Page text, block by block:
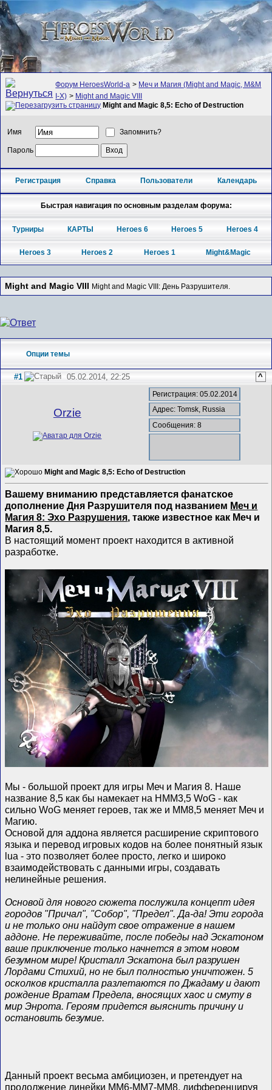
Форум HeroesWorld-а > Меч и Магия (Might and Magic, M&M
I-X) > Might and Magic VIII
Might and Magic 8,5: Echo of Destruction
Имя Запомнить?
Пароль
Регистрация Справка Пользователи Календарь
Быстрая навигация по основным разделам форума:
Турниры КАРТЫ Heroes 6 Heroes 5 Heroes 4
Heroes 3 Heroes 2 Heroes 1 Might&Magic
Might and Magic VIII Might and Magic VIII: День Разрушителя.
Опции темы
#1 05.02.2014, 22:25 ^
Orzie
Регистрация: 05.02.2014
Адрес: Tomsk, Russia
Сообщения: 8
Might and Magic 8,5: Echo of Destruction
Вашему вниманию представляется фанатское
дополнение Дня Разрушителя под названием Меч и
Магия 8: Эхо Разрушения, также известное как Меч и
Магия 8,5.
В настоящий момент проект находится в активной
разработке.
Мы - большой проект для игры Меч и Магия 8. Наше
название 8,5 как бы намекает на HMM3,5 WoG - как
сильно WоG меняет героев, так же и ММ8,5 меняет Меч и
Магию.
Основой для аддона является расширение скриптового
языка и перевод игровых кодов на более понятный язык
lua - это позволяет более просто, легко и широко
взаимодействовать с данными игры, создавать
нелинейные решения.
Основой для нового сюжета послужила концепт идея
городов "Причал", "Собор", "Предел". Да-да! Эти города
и не только они найдут свое отражение в нашем
аддоне. Не переживайте, после победы над Эскатоном
ваше приключение только начнется в этом новом
безумном мире! Кристалл Эскатона был разрушен
Лордами Стихий, но не был полностью уничтожен. 5
осколков кристалла разлетаются по Джадаму и дают
рождение Вратам Предела, вносящих хаос и смуту в
мир Энрота. Героям придется выяснить причину и
остановить безумие.
Данный проект весьма амбициозен, и претендует на
продолжение линейки MM6-MM7-MM8, дифференцируя